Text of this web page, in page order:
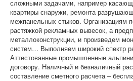
сложными задачами, например
квартиры снаружи, ремонта
межпанельных стыков. Организациям
растяжкой рекламных вывесок, а
металлоконструкции, и произведем
систем… Выполняем широкий спектр
Аттестованные промышленные
договору. Наличный и безналичный
составление сметного расчета –